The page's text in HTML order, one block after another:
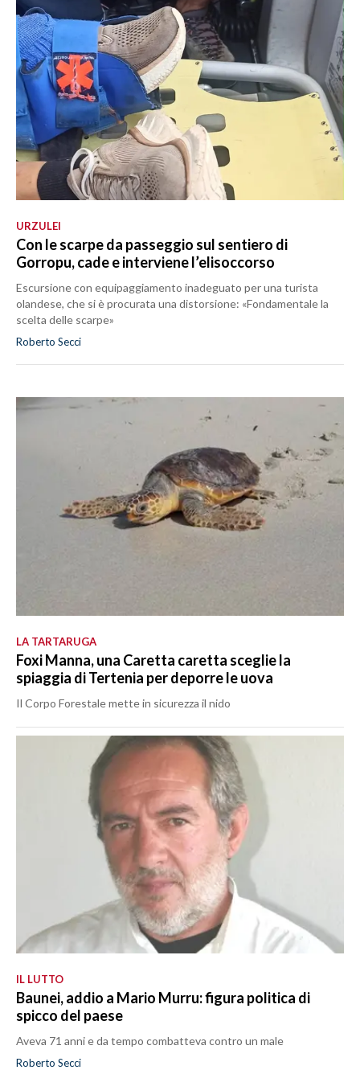
URZULEI
Con le scarpe da passeggio sul sentiero di
Gorropu, cade e interviene l’elisoccorso
Escursione con equipaggiamento inadeguato per una turista
olandese, che si è procurata una distorsione: «Fondamentale la
scelta delle scarpe»
Roberto Secci
LA TARTARUGA
Foxi Manna, una Caretta caretta sceglie la
spiaggia di Tertenia per deporre le uova
Il Corpo Forestale mette in sicurezza il nido
IL LUTTO
Baunei, addio a Mario Murru: figura politica di
spicco del paese
Aveva 71 anni e da tempo combatteva contro un male
Roberto Secci